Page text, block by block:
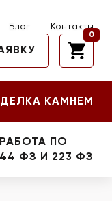
Блог Контакты
0
КАМНЕМ
РАБОТА ПО
44 ФЗ И 223 ФЗ